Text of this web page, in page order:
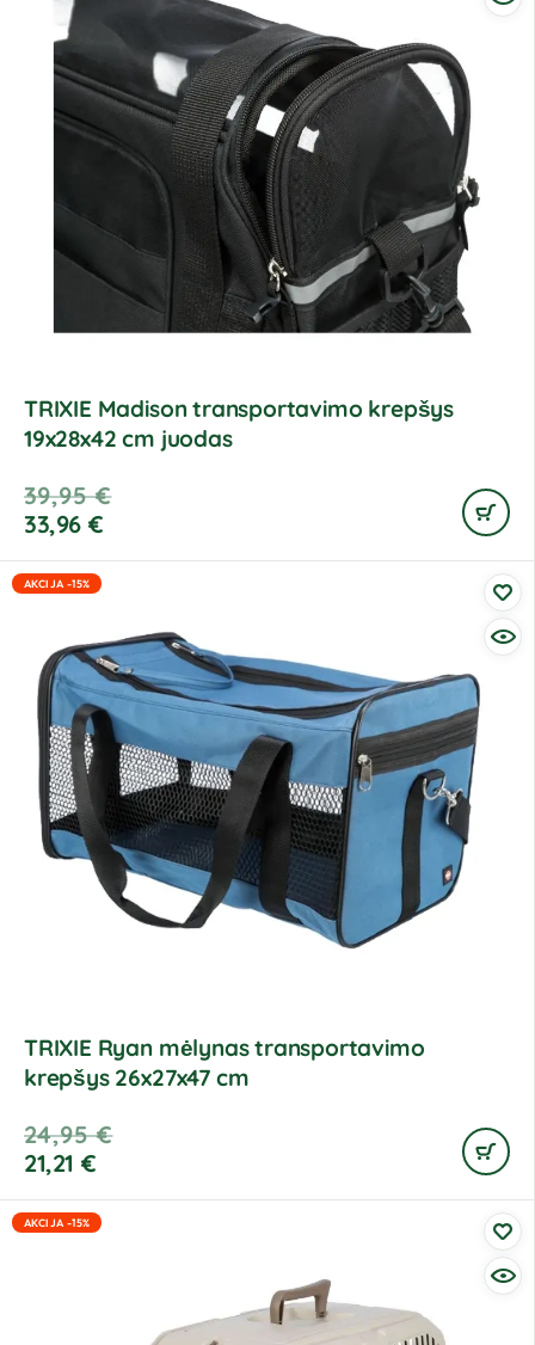
TRIXIE Madison transportavimo krepšys
19x28x42 cm juodas
39,95€
33,96 €
AKCIJA -15%
TRIXIE Ryan mėlynas transportavimo
krepšys 26x27x47 cm
24,95€
21,21 €
AKCIJA -15%